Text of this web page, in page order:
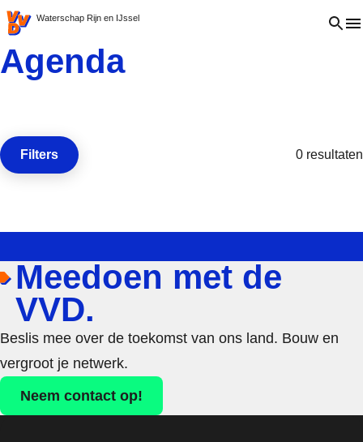
VVD.nl - Ga naar de homepage
Waterschap Rijn en IJssel Open
Agenda
Open de
Filters 0 resultaten
Meedoen met de
VVD.
Beslis mee over de toekomst van ons land. Bouw en
vergroot je netwerk.
Neem contact op!